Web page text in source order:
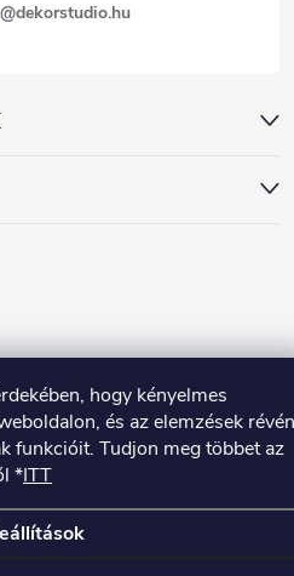
hogy kényelmes
és az elemzések révén
funkcióit. Tudjon meg többet az
*ITT
@dekorstudio.hu
készítette